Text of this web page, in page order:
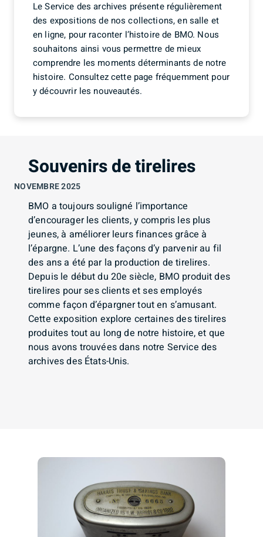
autorisé.
Je
Le Service des archives présente régulièrement
des expositions de nos collections, en salle et
en ligne, pour raconter l’histoire de BMO. Nous
souhaitons ainsi vous permettre de mieux
comprendre les moments déterminants de notre
histoire. Consultez cette page fréquemment pour
y découvrir les nouveautés.
Souvenirs de tirelires
NOVEMBRE 2025
BMO a toujours souligné l’importance
d’encourager les clients, y compris les plus
jeunes, à améliorer leurs finances grâce à
l’épargne. L’une des façons d’y parvenir au fil
des ans a été par la production de tirelires.
Depuis le début du 20e siècle, BMO produit des
tirelires pour ses clients et ses employés
comme façon d’épargner tout en s’amusant.
Cette exposition explore certaines des tirelires
produites tout au long de notre histoire, et que
nous avons trouvées dans notre Service des
archives des États-Unis.